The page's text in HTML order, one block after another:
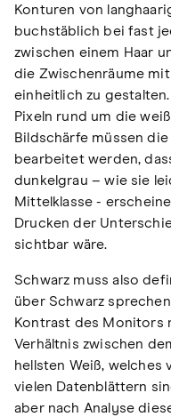
Konturen von
buchstäblich bei fast
zwischen einem Haar
die Zwischenräume
einheitlich zu
Pixeln rund um die
Bildschärfe müssen
bearbeitet werden,
dunkelgrau – wie sie
Mittelklasse -
Drucken der
sichtbar wäre.
Schwarz muss also
über Schwarz
Kontrast des Monitors
Verhältnis zwischen
hellsten Weiß,
vielen Datenblättern
aber nach Analyse